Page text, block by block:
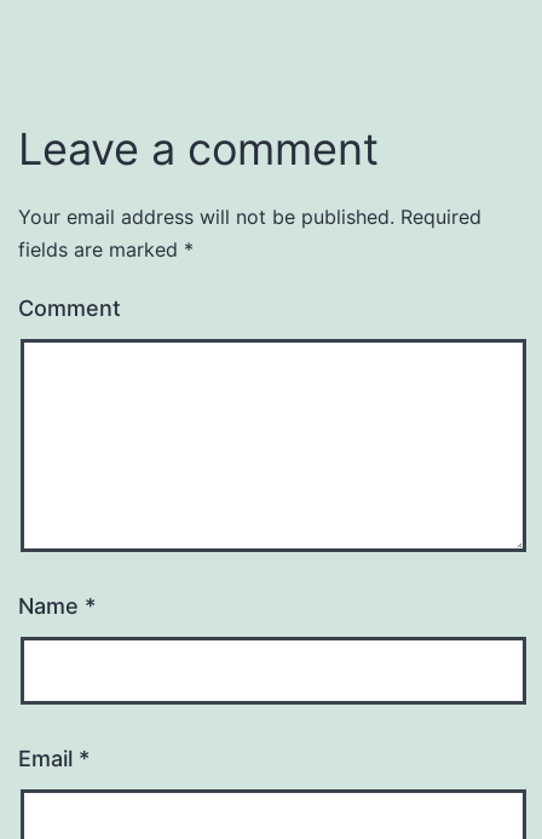
Leave a comment
Your email address will not be published. Required
fields are marked *
Comment
Name *
Email *